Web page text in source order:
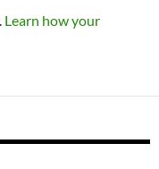
Learn how your